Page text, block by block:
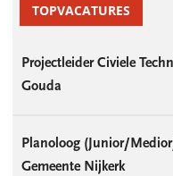
SidebarTOPVACATURES
Projectleider Civiele
Gouda
Planoloog (Junior/
Gemeente Nijkerk